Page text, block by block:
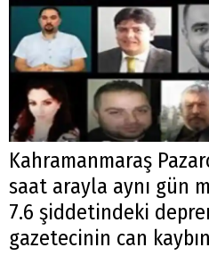
Kahramanmaraş
saat arayla aynı gün
7.6 şiddetindeki
gazetecinin can